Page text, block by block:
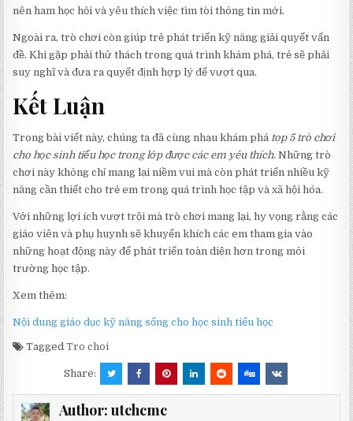
nên ham học hỏi và yêu thích việc tìm tòi thông tin mới.
Ngoài ra, trò chơi còn giúp trẻ phát triển kỹ năng giải quyết vấn
đề. Khi gặp phải thử thách trong quá trình khám phá, trẻ sẽ phải
suy nghĩ và đưa ra quyết định hợp lý để vượt qua.
Kết Luận
Trong bài viết này, chúng ta đã cùng nhau khám phá top 5 trò chơi
cho học sinh tiểu học trong lớp được các em yêu thích. Những trò
chơi này không chỉ mang lại niềm vui mà còn phát triển nhiều kỹ
năng cần thiết cho trẻ em trong quá trình học tập và xã hội hóa.
Với những lợi ích vượt trội mà trò chơi mang lại, hy vọng rằng các
giáo viên và phụ huynh sẽ khuyến khích các em tham gia vào
những hoạt động này để phát triển toàn diện hơn trong môi
trường học tập.
Xem thêm:
Nội dung giáo dục kỹ năng sống cho học sinh tiểu học
TaggedTro choi
Share:
Author: utchcmc